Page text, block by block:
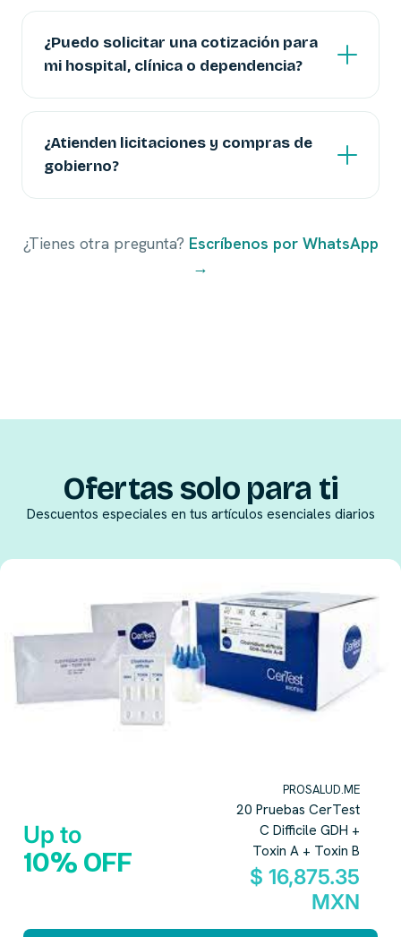
¿Puedo solicitar una cotización para
mi hospital, clínica o dependencia?
¿Atienden licitaciones y compras de
gobierno?
¿Tienes otra pregunta? Escríbenos por WhatsApp
→
Ofertas solo para ti
Descuentos especiales en tus artículos esenciales diarios
Up to
10% OFF
PROSALUD.ME
20 Pruebas CerTest
C Difficile GDH +
Toxin A + Toxin B
$ 16,875.35
MXN